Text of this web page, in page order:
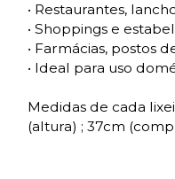
• Restaurantes,
• Shoppings e
• Farmácias, postos
• Ideal para uso
Medidas de cada
(altura) ; 37cm